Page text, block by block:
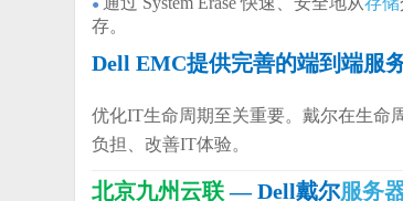
●
存。
Dell EMC提供完善的端到端服
优化IT生命周期至关重要。戴尔在生命
负担、改善IT体验。
北京九州云联— Dell戴尔服务